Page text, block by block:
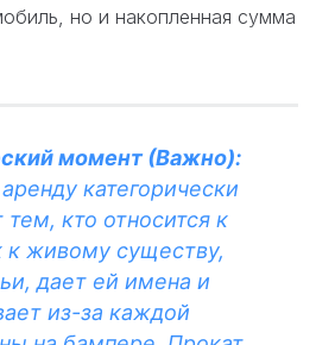
но и накопленная сумма
момент (Важно):
категорически
тем, кто относится к
живому существу,
дает ей имена и
из-за каждой